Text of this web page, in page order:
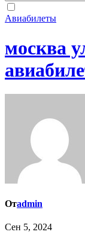
Авиабилеты
москва
Отadmin
Сен 5, 2024